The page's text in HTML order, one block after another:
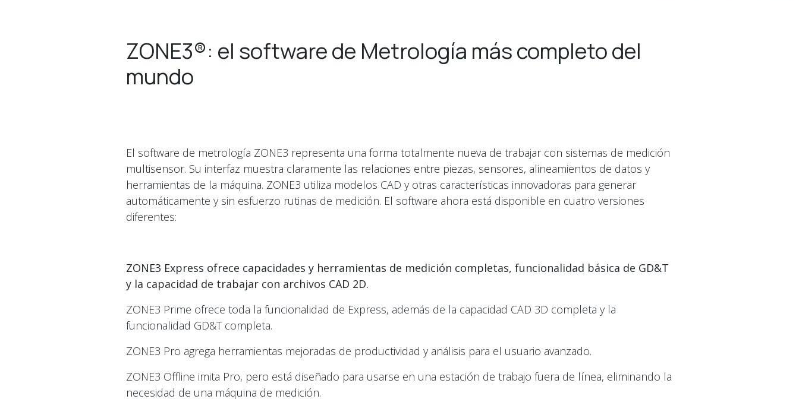
ZONE3®: el software de Metrología más completo del
mundo
El software de metrología ZONE3 representa una forma totalmente nueva de trabajar con sistemas de medición
multisensor. Su interfaz muestra claramente las relaciones entre piezas, sensores, alineamientos de datos y
herramientas de la máquina. ZONE3 utiliza modelos CAD y otras características innovadoras para generar
automáticamente y sin esfuerzo rutinas de medición. El software ahora está disponible en cuatro versiones
diferentes:
ZONE3 Express ofrece capacidades y herramientas de medición completas, funcionalidad básica de GD&T
y la capacidad de trabajar con archivos CAD 2D.
ZONE3 Prime ofrece toda la funcionalidad de Express, además de la capacidad CAD 3D completa y la
funcionalidad GD&T completa.
ZONE3 Pro agrega herramientas mejoradas de productividad y análisis para el usuario avanzado.
ZONE3 Offline imita Pro, pero está diseñado para usarse en una estación de trabajo fuera de línea, eliminando la
necesidad de una máquina de medición.